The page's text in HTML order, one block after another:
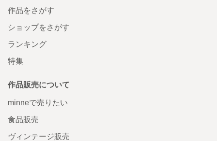
作品をさがす
ショップをさがす
ランキング
特集
作品販売について
minneで売りたい
食品販売
ヴィンテージ販売